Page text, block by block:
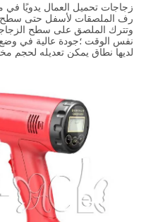
زجاجات تحميل العمال يدويًا
رف الملصقات لأسفل حتى سطح
وتترك الملصق على سطح
نفس الوقت ؛جودة عالية في وضع
لديها نطاق يمكن تعديله لحجم